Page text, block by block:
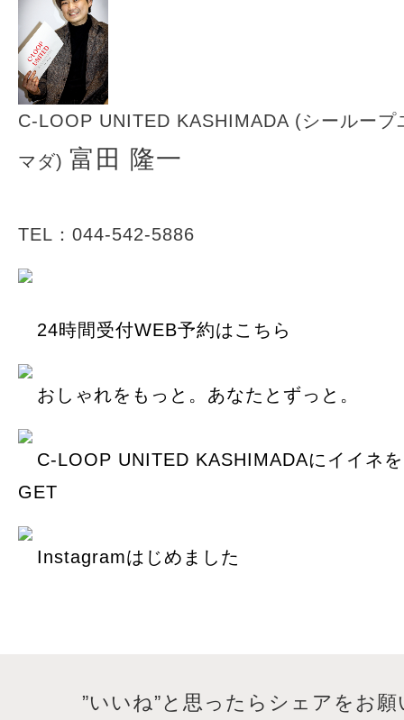
C-LOOP UNITED KASHIMADA (シーループ
マダ) 富田 隆一
TEL：044-542-5886
24時間受付WEB予約はこちら
おしゃれをもっと。あなたとずっと。
C-LOOP UNITED KASHIMADAにイイネ
GET
Instagramはじめました
”いいね”と思ったらシェアをお